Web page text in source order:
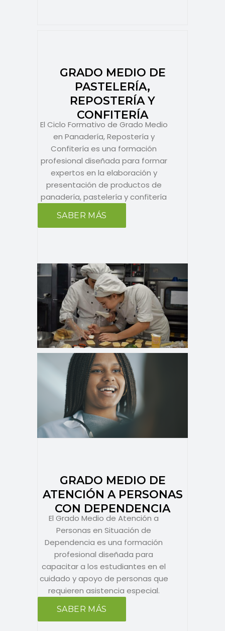
GRADO MEDIO DE
PASTELERÍA,
REPOSTERÍA Y
CONFITERÍA
El Ciclo Formativo de Grado Medio
en Panadería, Repostería y
Confitería es una formación
profesional diseñada para formar
expertos en la elaboración y
presentación de productos de
panadería, pastelería y confitería
SABER MÁS
GRADO MEDIO DE
ATENCIÓN A PERSONAS
CON DEPENDENCIA
El Grado Medio de Atención a
Personas en Situación de
Dependencia es una formación
profesional diseñada para
capacitar a los estudiantes en el
cuidado y apoyo de personas que
requieren asistencia especial.
SABER MÁS